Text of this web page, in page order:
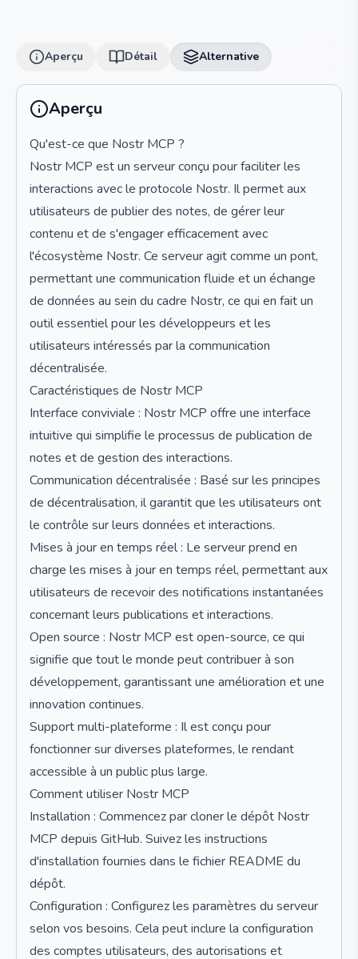
Aperçu Détail Alternative
Aperçu
Qu'est-ce que Nostr MCP ?
Nostr MCP est un serveur conçu pour faciliter les
interactions avec le protocole Nostr. Il permet aux
utilisateurs de publier des notes, de gérer leur
contenu et de s'engager efficacement avec
l'écosystème Nostr. Ce serveur agit comme un pont,
permettant une communication fluide et un échange
de données au sein du cadre Nostr, ce qui en fait un
outil essentiel pour les développeurs et les
utilisateurs intéressés par la communication
décentralisée.
Caractéristiques de Nostr MCP
Interface conviviale : Nostr MCP offre une interface
intuitive qui simplifie le processus de publication de
notes et de gestion des interactions.
Communication décentralisée : Basé sur les principes
de décentralisation, il garantit que les utilisateurs ont
le contrôle sur leurs données et interactions.
Mises à jour en temps réel : Le serveur prend en
charge les mises à jour en temps réel, permettant aux
utilisateurs de recevoir des notifications instantanées
concernant leurs publications et interactions.
Open source : Nostr MCP est open-source, ce qui
signifie que tout le monde peut contribuer à son
développement, garantissant une amélioration et une
innovation continues.
Support multi-plateforme : Il est conçu pour
fonctionner sur diverses plateformes, le rendant
accessible à un public plus large.
Comment utiliser Nostr MCP
Installation : Commencez par cloner le dépôt Nostr
MCP depuis GitHub. Suivez les instructions
d'installation fournies dans le fichier README du
dépôt.
Configuration : Configurez les paramètres du serveur
selon vos besoins. Cela peut inclure la configuration
des comptes utilisateurs, des autorisations et